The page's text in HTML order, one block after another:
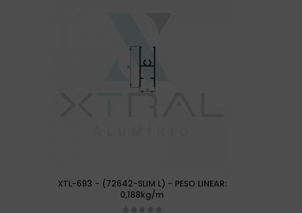
XTL-693 - (72642-SLIM L) - PESO LINEAR:
0,188kg/m